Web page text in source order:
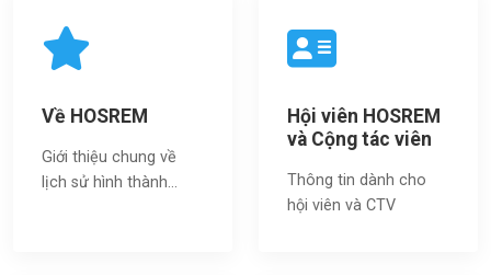
Về HOSREM
Giới thiệu chung về
lịch sử hình thành...
Hội viên HOSREM
và Cộng tác viên
Thông tin dành cho
hội viên và CTV